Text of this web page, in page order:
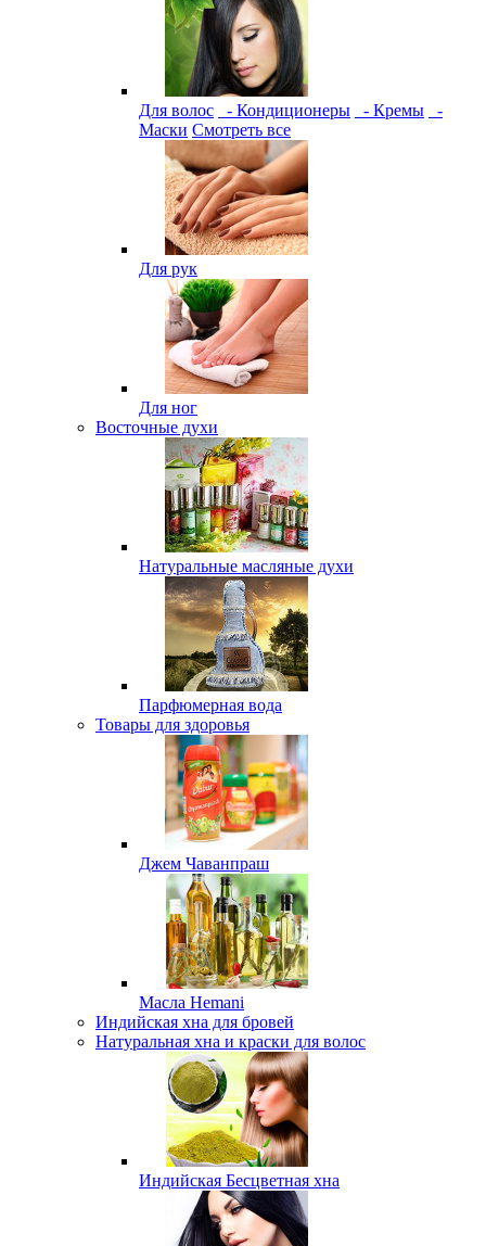
Для волос - Кондиционеры - Кремы
-
Маски Смотреть все
Для рук
Для ног
Восточные духи
Натуральные масляные духи
Парфюмерная вода
Товары для здоровья
Джем Чаванпраш
Масла Hemani
Индийская хна для бровей
Натуральная хна и краски для волос
Индийская Бесцветная хна